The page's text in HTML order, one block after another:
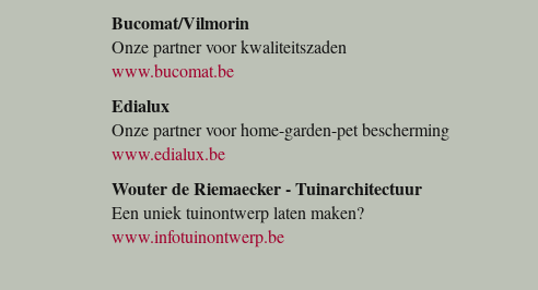
Bucomat/Vilmorin
Onze partner voor kwaliteitszaden
www.bucomat.be
Edialux
Onze partner voor home-garden-pet bescherming
www.edialux.be
Wouter de Riemaecker - Tuinarchitectuur
Een uniek tuinontwerp laten maken?
www.infotuinontwerp.be